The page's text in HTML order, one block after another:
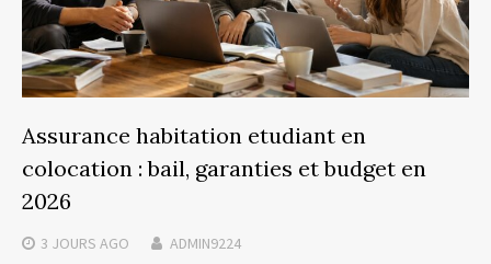
Assurance habitation etudiant en
colocation : bail, garanties et budget en
2026
3 JOURS AGO ADMIN9224